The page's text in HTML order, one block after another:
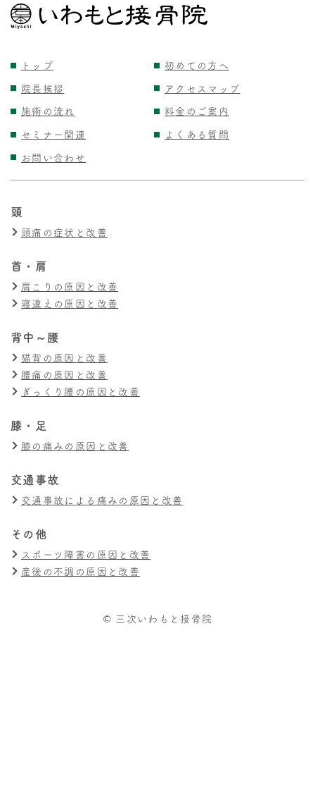
トップ
初めての方へ
院長挨拶
アクセスマップ
施術の流れ
料金のご案内
セミナー関連
よくある質問
お問い合わせ
頭
頭痛の症状と改善
首・肩
肩こりの原因と改善
寝違えの原因と改善
背中～腰
猫背の原因と改善
腰痛の原因と改善
ぎっくり腰の原因と改善
膝・足
膝の痛みの原因と改善
交通事故
交通事故による痛みの原因と改善
その他
スポーツ障害の原因と改善
産後の不調の原因と改善
© 三次いわもと接骨院